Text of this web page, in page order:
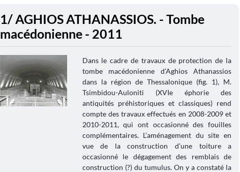
1/ AGHIOS ATHANASSIOS. - Tombe
macédonienne - 2011
Dans le cadre de travaux de protection de la
tombe macédonienne d’Aghios Athanassios
dans la région de Thessalonique (fig. 1), M.
Tsimbidou-Auloniti (XVIe éphorie des
antiquités préhistoriques et classiques) rend
compte des travaux effectués en 2008-2009 et
2010-2011, qui ont occasionné des fouilles
complémentaires. L’aménagement du site en
vue de la construction d’une toiture a
occasionné le dégagement des remblais de
construction (?) du tumulus. On y a constaté la